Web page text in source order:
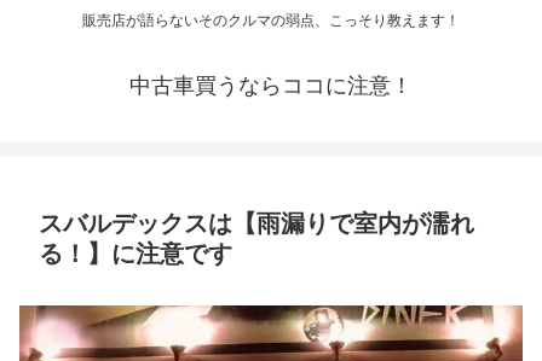
販売店が語らないそのクルマの弱点、こっそり教えます！
中古車買うならココに注意！
スバルデックスは【雨漏りで室内が濡れ
る！】に注意です